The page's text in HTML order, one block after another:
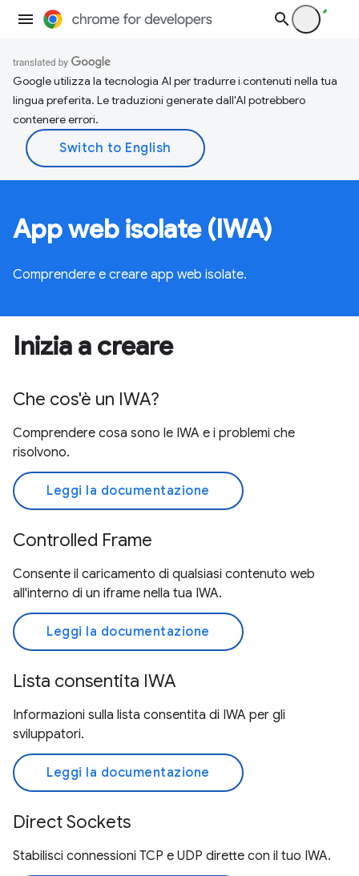
Google utilizza la tecnologia AI per tradurre i contenuti nella tua
lingua preferita. Le traduzioni generate dall'AI potrebbero
contenere errori.
App web isolate (IWA)
Comprendere e creare app web isolate.
Inizia a creare
Che cos'è un IWA?
Comprendere cosa sono le IWA e i problemi che
risolvono.
Leggi la documentazione
Controlled Frame
Consente il caricamento di qualsiasi contenuto web
all'interno di un iframe nella tua IWA.
Leggi la documentazione
Lista consentita IWA
Informazioni sulla lista consentita di IWA per gli
sviluppatori.
Leggi la documentazione
Direct Sockets
Stabilisci connessioni TCP e UDP dirette con il tuo IWA.